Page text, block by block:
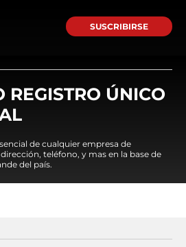
SUSCRIBIRSE
REGISTRO ÚNICO
de cualquier empresa de
teléfono, y mas en la base de
del país.